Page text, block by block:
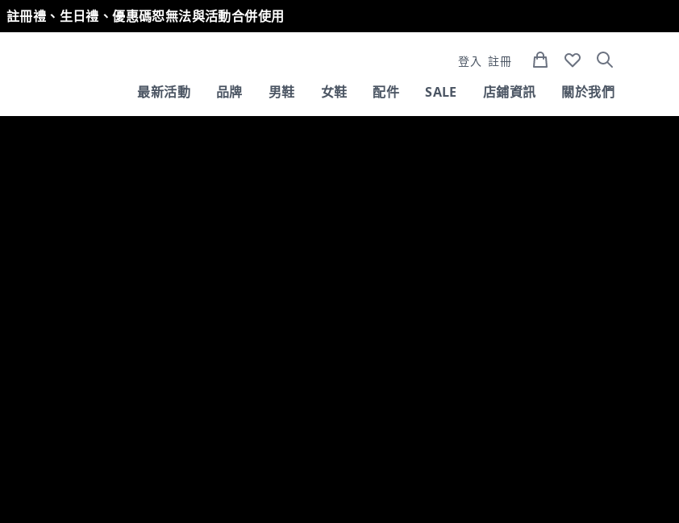
註冊禮、生日禮、優惠碼恕無法與活動合併使用
登入 註冊
最新活動 品牌 男鞋 女鞋 配件 SALE 店鋪資訊 關於我們